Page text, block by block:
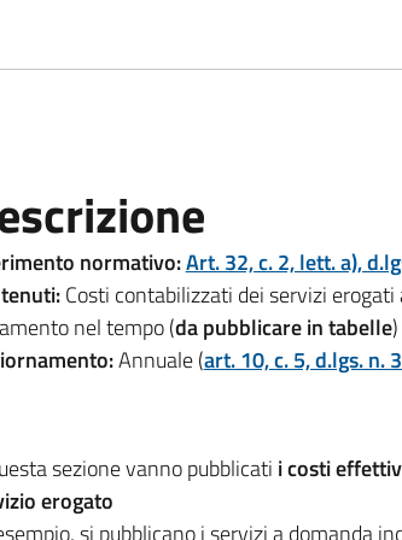
normativo:Art. 32, c. 2, lett. a),
Costi contabilizzati dei servizi
nel tempo (da pubblicare in tabelle)
Annuale (art. 10, c. 5, d.lgs. n.
sezione vanno pubblicati i costi
erogato
si pubblicano i servizi a domanda